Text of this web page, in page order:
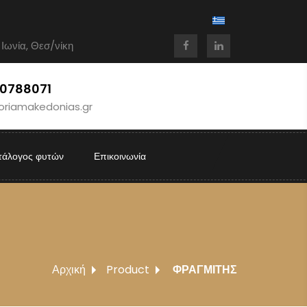
Θεσ/νίκη
φυτών Επικοινωνία
Αρχική Product ΦΡΑΓΜΙΤΗΣ